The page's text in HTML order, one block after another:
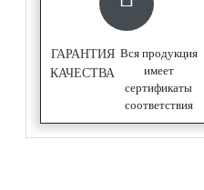
ГАРАНТИЯ
КАЧЕСТВА
Вся продукция
имеет
сертификаты
соответствия